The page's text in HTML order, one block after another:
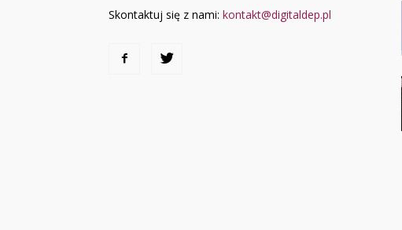
Skontaktuj się z nami: kontakt@digitaldep.pl